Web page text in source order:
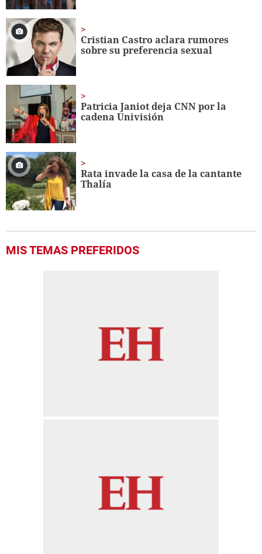
Cristian Castro aclara rumores
sobre su preferencia sexual
Patricia Janiot deja CNN por la
cadena Univisión
Rata invade la casa de la cantante
Thalía
MIS TEMAS PREFERIDOS